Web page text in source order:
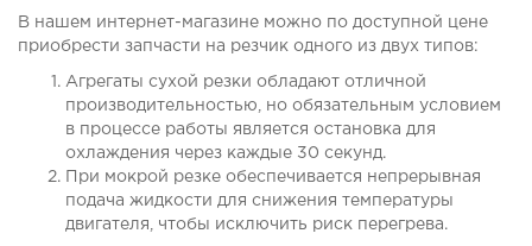
В нашем интернет-магазине можно по доступной цене
приобрести запчасти на резчик одного из двух типов:
Агрегаты сухой резки обладают отличной
производительностью, но обязательным условием
в процессе работы является остановка для
охлаждения через каждые 30 секунд.
При мокрой резке обеспечивается непрерывная
подача жидкости для снижения температуры
двигателя, чтобы исключить риск перегрева.